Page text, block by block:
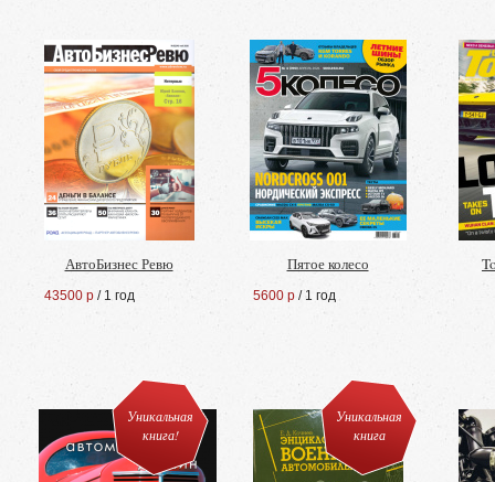
АвтоБизнес Ревю
43500 р / 1 год
Пятое колесо
5600 р / 1 год
Уникальная
книга!
Уникальная
книга